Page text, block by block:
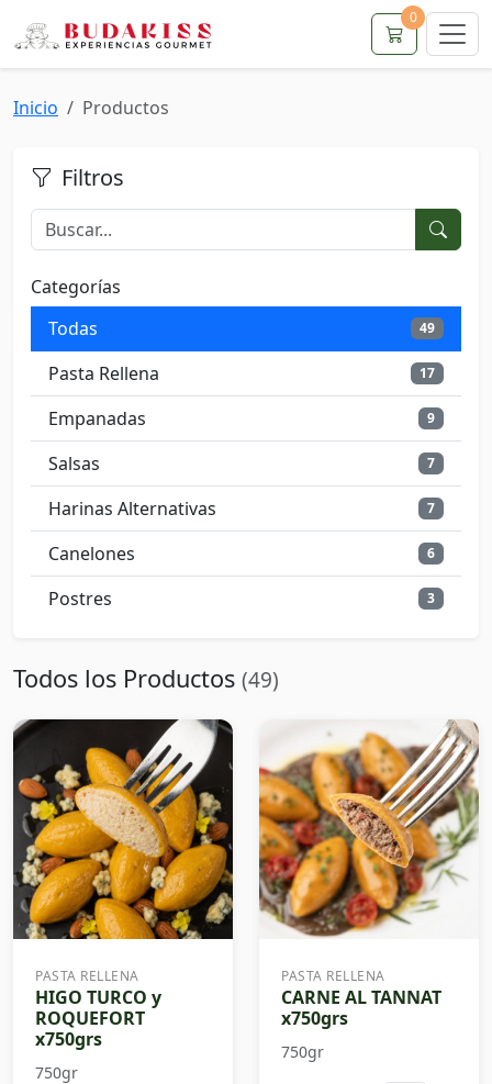
0
Inicio Productos
Filtros
Categorías
Todas
49
Pasta Rellena 17
Empanadas 9
Salsas 7
Harinas Alternativas 7
Canelones 6
Postres 3
Todos los Productos (49)
PASTA RELLENA
HIGO TURCO y
ROQUEFORT
x750grs
750gr
PASTA RELLENA
CARNE AL TANNAT
x750grs
750gr